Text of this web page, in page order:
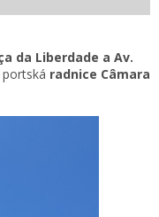
da Liberdade a Av.
radnice Câmara